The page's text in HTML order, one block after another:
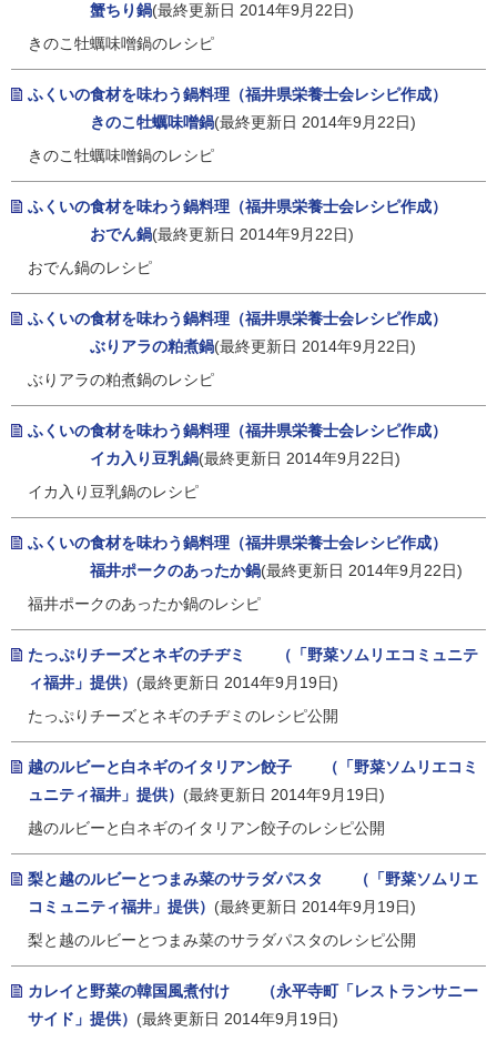
蟹ちり鍋(最終更新日 2014年9月22日)
きのこ牡蠣味噌鍋のレシピ
ふくいの食材を味わう鍋料理（福井県栄養士会レシピ作成）
きのこ牡蠣味噌鍋(最終更新日 2014年9月22日)
きのこ牡蠣味噌鍋のレシピ
ふくいの食材を味わう鍋料理（福井県栄養士会レシピ作成）
おでん鍋(最終更新日 2014年9月22日)
おでん鍋のレシピ
ふくいの食材を味わう鍋料理（福井県栄養士会レシピ作成）
ぶりアラの粕煮鍋(最終更新日 2014年9月22日)
ぶりアラの粕煮鍋のレシピ
ふくいの食材を味わう鍋料理（福井県栄養士会レシピ作成）
イカ入り豆乳鍋(最終更新日 2014年9月22日)
イカ入り豆乳鍋のレシピ
ふくいの食材を味わう鍋料理（福井県栄養士会レシピ作成）
福井ポークのあったか鍋(最終更新日 2014年9月22日)
福井ポークのあったか鍋のレシピ
たっぷりチーズとネギのチヂミ （「野菜ソムリエコミュニテ
ィ福井」提供） (最終更新日 2014年9月19日)
たっぷりチーズとネギのチヂミのレシピ公開
越のルビーと白ネギのイタリアン餃子 （「野菜ソムリエコミ
ュニティ福井」提供） (最終更新日 2014年9月19日)
越のルビーと白ネギのイタリアン餃子のレシピ公開
梨と越のルビーとつまみ菜のサラダパスタ （「野菜ソムリエ
コミュニティ福井」提供） (最終更新日 2014年9月19日)
梨と越のルビーとつまみ菜のサラダパスタのレシピ公開
カレイと野菜の韓国風煮付け （永平寺町「レストランサニー
サイド」提供） (最終更新日 2014年9月19日)